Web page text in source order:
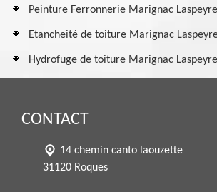
Peinture Ferronnerie Marignac
Etancheité de toiture Marignac
Hydrofuge de toiture Marignac
CONTACT
14 chemin canto laouzette
31120 Roques